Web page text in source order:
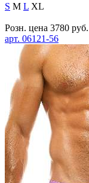
S M L XL
Розн. цена 3780 руб.
арт. 06121-56